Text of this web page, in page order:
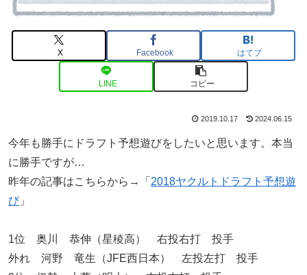
X Facebook はてブ
LINE コピー
2019.10.17 2024.06.15
今年も勝手にドラフト予想遊びをしたいと思います。本当
に勝手ですが…
昨年の記事はこちらから→「 2018ヤクルトドラフト予想遊
び」
1位 奥川 恭伸（星稜高） 右投右打 投手
外れ 河野 竜生（JFE西日本） 左投左打 投手